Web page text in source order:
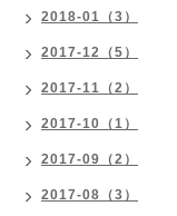
2018-01（3）
2017-12（5）
2017-11（2）
2017-10（1）
2017-09（2）
2017-08（3）